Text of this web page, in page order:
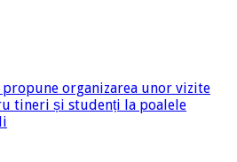
propune organizarea unor vizite
tineri și studenți la poalele